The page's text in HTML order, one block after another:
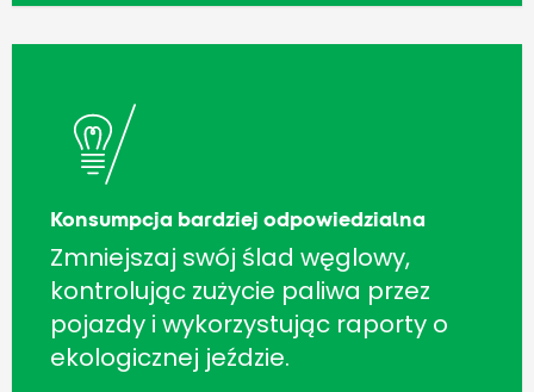
Konsumpcja bardziej odpowiedzialna
Zmniejszaj swój ślad węglowy,
kontrolując zużycie paliwa przez
pojazdy i wykorzystując raporty o
ekologicznej jeździe.